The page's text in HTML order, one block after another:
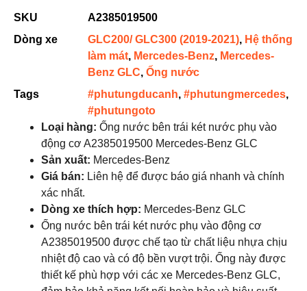
SKU
A2385019500
Dòng xe
GLC200/ GLC300 (2019-2021), Hệ thống
làm mát, Mercedes-Benz, Mercedes-
Benz GLC, Ống nước
Tags
#phutungducanh, #phutungmercedes,
#phutungoto
Loại hàng: Ống nước bên trái két nước phụ vào
động cơ A2385019500 Mercedes-Benz GLC
Sản xuất: Mercedes-Benz
Giá bán: Liên hệ để được báo giá nhanh và chính
xác nhất.
Dòng xe thích hợp: Mercedes-Benz GLC
Ống nước bên trái két nước phụ vào động cơ
A2385019500 được chế tạo từ chất liệu nhựa chịu
nhiệt độ cao và có độ bền vượt trội. Ống này được
thiết kế phù hợp với các xe Mercedes-Benz GLC,